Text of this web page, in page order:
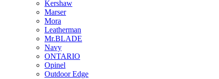
Kershaw
Marser
Mora
Leatherman
Mr.BLADE
Navy
ONTARIO
Opinel
Outdoor Edge